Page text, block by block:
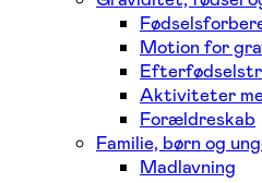
Motion for
Aktiviteter
Forældreskab
Familie, børn og
Madlavning